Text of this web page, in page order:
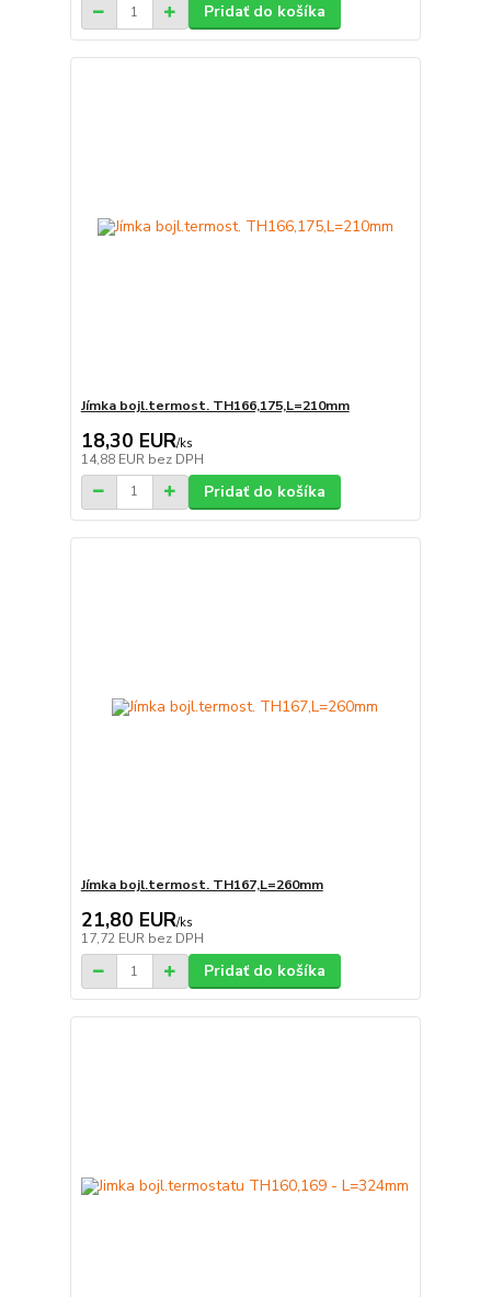
Pridať do košíka
Jímka bojl.termost. TH166,175,L=210mm
18,30 EUR/ks
14,88 EUR bez DPH
Pridať do košíka
Jímka bojl.termost. TH167,L=260mm
21,80 EUR/ks
17,72 EUR bez DPH
Pridať do košíka